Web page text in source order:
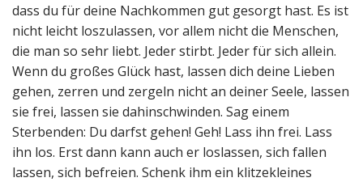
dass du für deine Nachkommen gut gesorgt hast. Es ist
nicht leicht loszulassen, vor allem nicht die Menschen,
die man so sehr liebt. Jeder stirbt. Jeder für sich allein.
Wenn du großes Glück hast, lassen dich deine Lieben
gehen, zerren und zergeln nicht an deiner Seele, lassen
sie frei, lassen sie dahinschwinden. Sag einem
Sterbenden: Du darfst gehen! Geh! Lass ihn frei. Lass
ihn los. Erst dann kann auch er loslassen, sich fallen
lassen, sich befreien. Schenk ihm ein klitzekleines